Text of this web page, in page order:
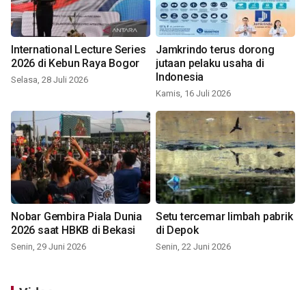
International Lecture Series
2026 di Kebun Raya Bogor
Selasa, 28 Juli 2026
Jamkrindo terus dorong
jutaan pelaku usaha di
Indonesia
Kamis, 16 Juli 2026
Nobar Gembira Piala Dunia
2026 saat HBKB di Bekasi
Senin, 29 Juni 2026
Setu tercemar limbah pabrik
di Depok
Senin, 22 Juni 2026